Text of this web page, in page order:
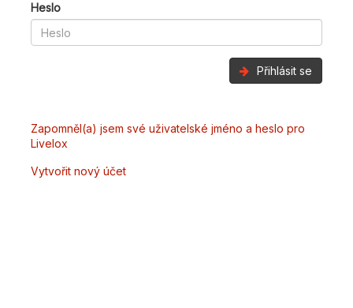
Heslo
Přihlásit se
Zapomněl(a) jsem své uživatelské jméno a heslo pro
Livelox
Vytvořit nový účet